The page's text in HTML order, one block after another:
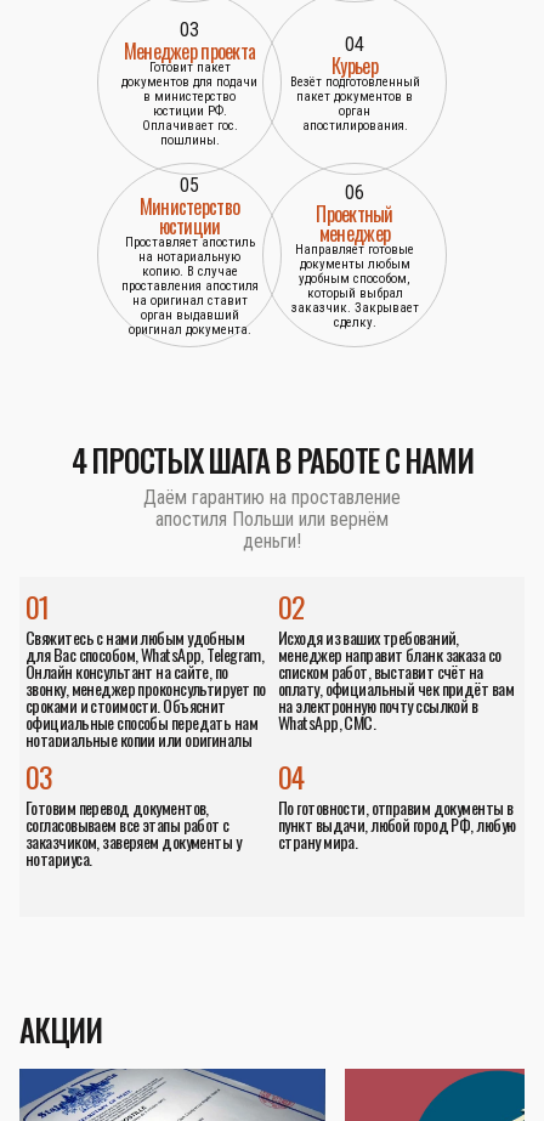
03
Менеджер проекта
Готовит пакет
документов для подачи
в министерство
юстиции РФ.
Оплачивает гос.
пошлины.
04
Курьер
Везёт подготовленный
пакет документов в
орган
апостилирования.
05
Министерство
юстиции
Проставляет апостиль
на нотариальную
копию. В случае
проставления апостиля
на оригинал ставит
орган выдавший
оригинал документа.
06
Проектный
менеджер
Направляет готовые
документы любым
удобным способом,
который выбрал
заказчик. Закрывает
сделку.
4 ПРОСТЫХ ШАГА В РАБОТЕ С НАМИ
Даём гарантию на проставление
апостиля Польши или вернём
деньги!
01
Свяжитесь с нами любым удобным
для Вас способом, WhatsApp, Telegram,
Онлайн консультант на сайте, по
звонку, менеджер проконсультирует по
сроками и стоимости. Объяснит
официальные способы передать нам
нотариальные копии или оригиналы
02
Исходя из ваших требований,
менеджер направит бланк заказа со
списком работ, выставит счёт на
оплату, официальный чек придёт вам
на электронную почту ссылкой в
WhatsApp, СМС.
04
По готовности, отправим документы в
пункт выдачи, любой город РФ, любую
страну мира.
03
Готовим перевод документов,
согласовываем все этапы работ с
заказчиком, заверяем документы у
нотариуса.
АКЦИИ